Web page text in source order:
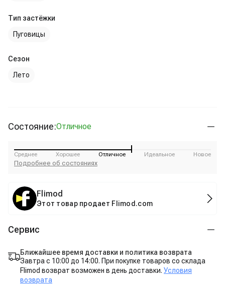
Тип застёжки
Пуговицы
Сезон
Лето
Состояние:Отличное
Среднее Хорошее Отличное Идеальное Новое
Подробнее об состояниях
Flimod
Этот товар продает Flimod.com
Сервис
Ближайшее время доставки и политика возврата
Завтра с 10:00 до 14:00. При покупке товаров со склада
Flimod возврат возможен в день доставки. Условия
возврата